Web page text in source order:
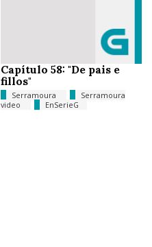
Capítulo 58: "De pais e
fillos"
Serramoura
Serramoura
video
EnSerieG